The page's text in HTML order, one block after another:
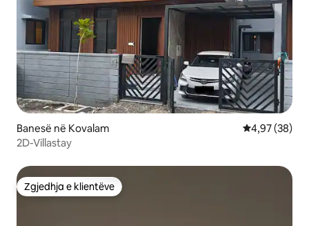
Banesë në Kovalam Vlerësimi
4,97 (38)
2D-Villastay
Zgjedhja e klientëve
Zgjedhja e klientëve